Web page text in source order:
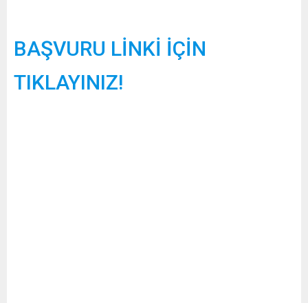
BAŞVURU LİNKİ İÇİN
TIKLAYINIZ!